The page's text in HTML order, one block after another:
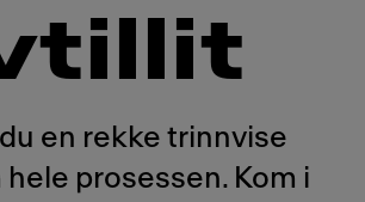
en rekke trinnvise
prosessen. Kom i